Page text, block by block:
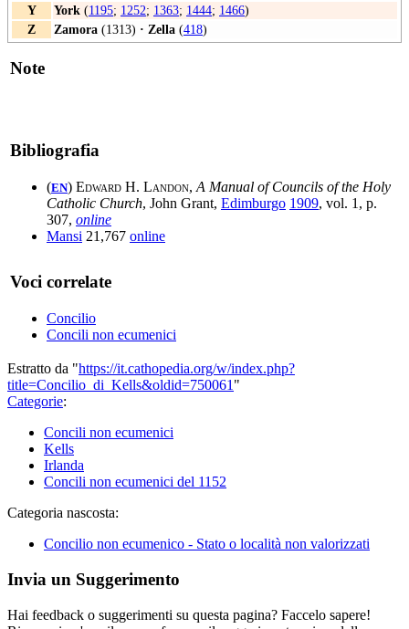
Y
York (1195; 1252; 1363; 1444; 1466)
Z
Zamora (1313) · Zella (418)
Note
Bibliografia
(EN) Edward H. Landon,A Manual of Councils of the Holy
Catholic Church, John Grant, Edimburgo 1909, vol. 1, p.
307, online
Mansi 21,767 online
Voci correlate
Concilio
Concili non ecumenici
Estratto da "https://it.cathopedia.org/w/index.php?
title=Concilio_di_Kells&oldid=750061"
Categorie:
Concili non ecumenici
Kells
Irlanda
Concili non ecumenici del 1152
Categoria nascosta:
Concilio non ecumenico - Stato o località non valorizzati
Invia un Suggerimento
Hai feedback o suggerimenti su questa pagina? Faccelo sapere!